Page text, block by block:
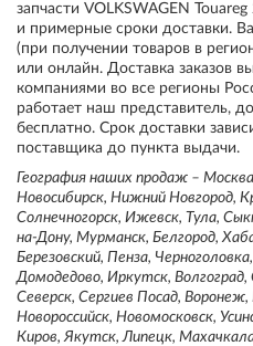
запчасти VOLKSWAGEN
и примерные сроки доставки.
(при получении товаров в
или онлайн. Доставка заказов
компаниями во все регионы
работает наш представитель,
бесплатно. Срок доставки
поставщика до пункта выдачи.
География наших продаж –
Новосибирск, Нижний Новгород,
Солнечногорск, Ижевск, Тула,
на-Дону, Мурманск, Белгород,
Березовский, Пенза,
Домодедово, Иркутск,
Северск, Сергиев Посад,
Новороссийск, Новомосковск,
Киров, Якутск, Липецк,